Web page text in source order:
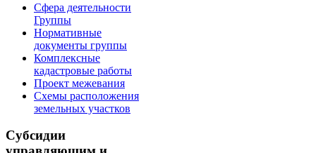
Сфера деятельности
Группы
Нормативные
документы группы
Комплексные
кадастровые работы
Проект межевания
Схемы расположения
земельных участков
Субсидии